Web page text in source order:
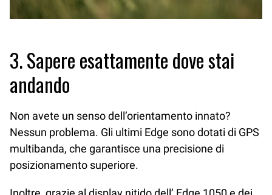
3. Sapere esattamente dove stai
andando
Non avete un senso dell’orientamento innato?
Nessun problema. Gli ultimi Edge sono dotati di GPS
multibanda, che garantisce una precisione di
posizionamento superiore.